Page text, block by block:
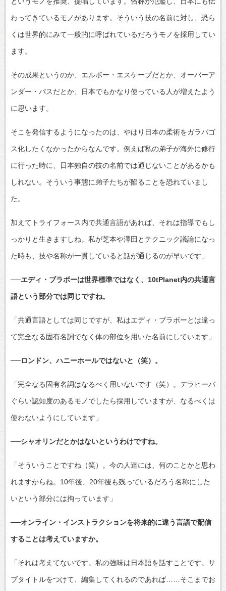
わってきているモノがあります。そういう技の名前に対し、恐ら
くは世界的にみて一般的に呼ばれているだろうモノを採用してい
ます。
その成果というのか、エルボー・エスケープだとか、オーバーア
ンダー・パスだとか、日本でもかなり使っている人が増えたよう
に思います。
そこを発信するようになったのは、やはり日本の柔術をガラパゴ
ス化したくなかったからなんです。例えば私の弟子が海外に修行
に行った時に、日本独自の技の名前では通じないことがあるかも
しれない。そういう事態に弟子たちが陥ることを恐れていまし
た。
加えてトライフォース内で共通言語があれば、それは指導でもし
っかりと生きますしね。私が芝本や澤田とテクニック議論になっ
た時も、技や名称が一貫していると話が通じるのが早いです」
──エディ・ブラボーは世界標準ではなく、10tPlanet内の共通言
語という部分では同じですね。
「共通言語としては同じですが、私はエディ・ブラボーとは違っ
て完全なる固有名詞でなく体の部位を用いた名前にしています」
──ロンドン、ハニーホールではないと（笑）。
「完全なる固有名詞はなるべく用いないです（笑）。デラヒーバ
ぐらい認知度のあるモノでしたら採用していますが、なるべくは
使わないようにしています」
──シャオリンだとかはないというわけですね。
「そういうことですね（笑）。今の人達には、何のことかと思わ
れますからね。10年後、20年後も残っているだろう名称にした
いという部分には拘っています」
──オンライン・インストラクションを将来的に違う言語で配信
することは考えていますか。
「それは考えてないです。私の強味は日本語を話すことです。サ
ブタイトルをつけて、編集してくれるのであれば……そこまでお